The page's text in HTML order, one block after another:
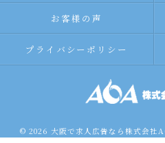
お客様の声
プライバシーポリシー
© 2026 大阪で求人広告なら株式会